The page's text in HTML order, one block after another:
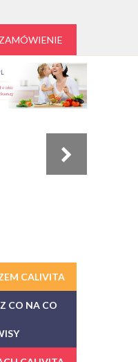
CALIVITA
CO NA CO